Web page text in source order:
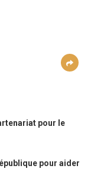
pour le
pour aider